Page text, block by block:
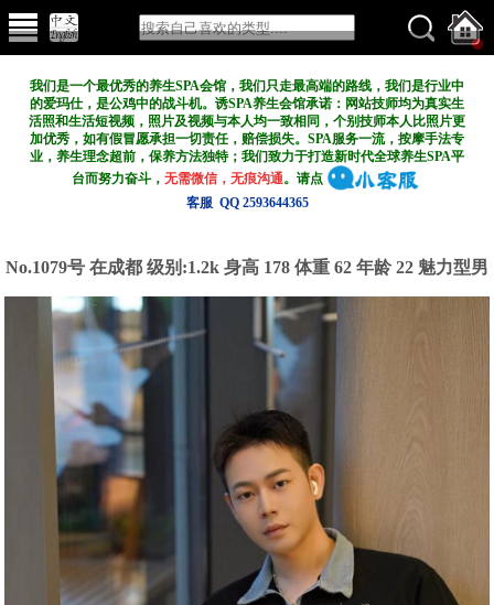
我们是一个最优秀的养生SPA会馆，我们只走最高端的路线，我们是行业中
的爱玛仕，是公鸡中的战斗机。诱SPA养生会馆承诺：网站技师均为真实生
活照和生活短视频，照片及视频与本人均一致相同，个别技师本人比照片更
加优秀，如有假冒愿承担一切责任，赔偿损失。SPA服务一流，按摩手法专
业，养生理念超前，保养方法独特；我们致力于打造新时代全球养生SPA平
台而努力奋斗，无需微信，无痕沟通。请点
客服 QQ 2593644365
No.1079号 在成都 级别:1.2k 身高 178 体重 62 年龄 22 魅力型男